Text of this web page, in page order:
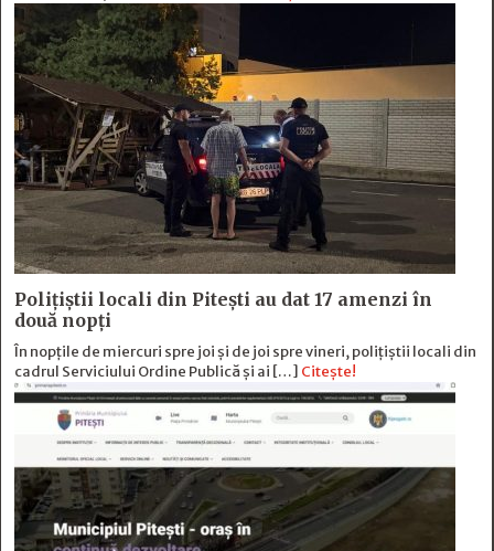
Polițiștii locali din Pitești au dat 17 amenzi în
două nopți
În nopțile de miercuri spre joi și de joi spre vineri, polițiștii locali din
cadrul Serviciului Ordine Publică și ai […] Citește!